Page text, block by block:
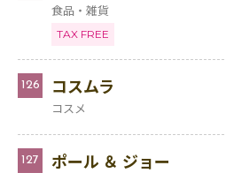
食品・雑貨
TAX FREE
126 コスムラ
コスメ
127 ポール ＆ ジョー